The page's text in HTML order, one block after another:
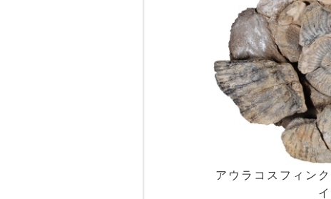
アウラコスフィン
イ